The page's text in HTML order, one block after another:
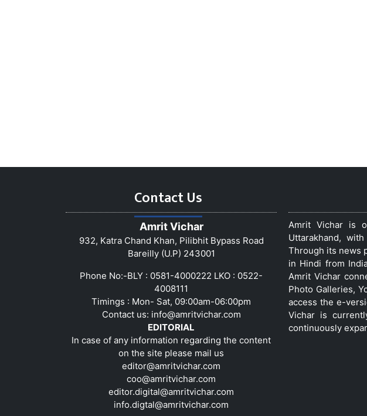
Contact Us
Amrit Vichar
932, Katra Chand Khan, Pilibhit Bypass Road
Bareilly (U.P) 243001
Phone No:-BLY : 0581-4000222 LKO : 0522-
4008111
Timings : Mon- Sat, 09:00am-06:00pm
Contact us: info@amritvichar.com
EDITORIAL
In case of any information regarding the content
on the site please mail us
editor@amritvichar.com
coo@amritvichar.com
editor.digital@amritvichar.com
info.digtal@amritvichar.com
Amrit Vichar is
Uttarakhand,
Through its news
in Hindi from
Amrit Vichar
Photo Galleries,
access the e-
Vichar is
continuously